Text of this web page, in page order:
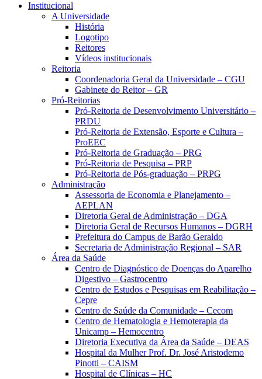
Institucional
A Universidade
História
Logotipo
Reitores
Vídeos institucionais
Reitoria
Coordenadoria Geral da Universidade – CGU
Gabinete do Reitor – GR
Pró-Reitorias
Pró-Reitoria de Desenvolvimento Universitário –
PRDU
Pró-Reitoria de Extensão, Esporte e Cultura –
ProEEC
Pró-Reitoria de Graduação – PRG
Pró-Reitoria de Pesquisa – PRP
Pró-Reitoria de Pós-graduação – PRPG
Administração
Assessoria de Economia e Planejamento –
AEPLAN
Diretoria Geral de Administração – DGA
Diretoria Geral de Recursos Humanos – DGRH
Prefeitura do Campus de Barão Geraldo
Secretaria de Administração Regional – SAR
Área da Saúde
Centro de Diagnóstico de Doenças do Aparelho
Digestivo – Gastrocentro
Centro de Estudos e Pesquisas em Reabilitação –
Cepre
Centro de Saúde da Comunidade – Cecom
Centro de Hematologia e Hemoterapia da
Unicamp – Hemocentro
Diretoria Executiva da Área da Saúde – DEAS
Hospital da Mulher Prof. Dr. José Aristodemo
Pinotti – CAISM
Hospital de Clínicas – HC